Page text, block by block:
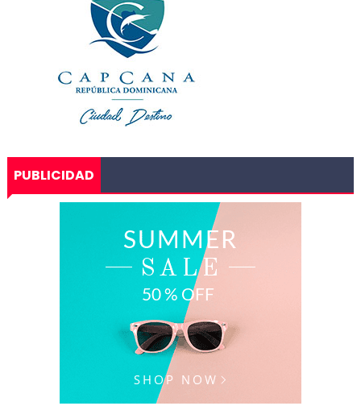
PUBLICIDAD